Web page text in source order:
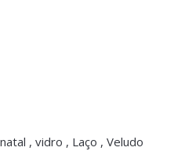
, vidro , Laço , Veludo